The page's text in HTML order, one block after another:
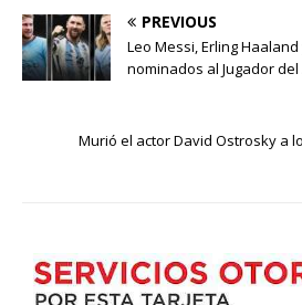
PREVIOUS
Leo Messi, Erling
nominados al Jugador del
Murió el actor David Ostrosky a